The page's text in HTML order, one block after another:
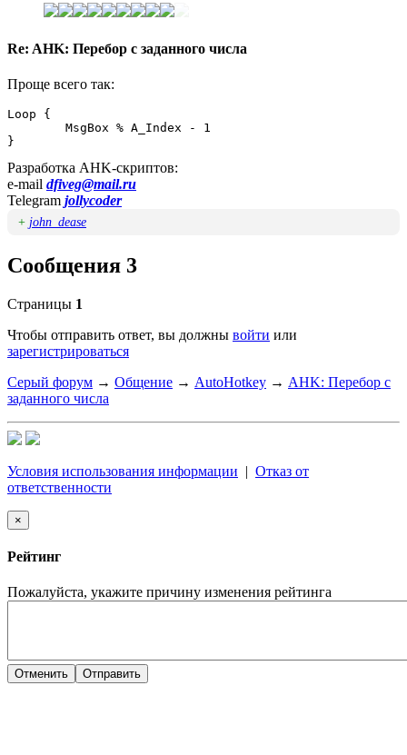
Re: AHK: Перебор с заданного числа
Проще всего так:
Loop {
}
Разработка AHK-скриптов:
e-mail dfiveg@mail.ru
Telegram jollycoder
+ john_dease
Сообщения 3
Страницы 1
Чтобы отправить ответ, вы должны войти или
зарегистрироваться
Серый форум → Общение → AutoHotkey → AHK: Перебор с
заданного числа
Условия использования информации | Отказ от
ответственности
×
Рейтинг
Пожалуйста, укажите причину изменения рейтинга
Отменить Отправить